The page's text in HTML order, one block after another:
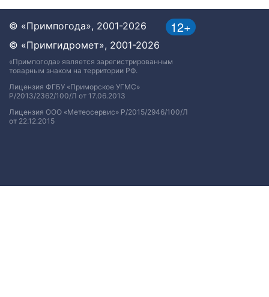
12+
© «Примпогода», 2001-2026
© «Примгидромет», 2001-2026
«Примпогода» является зарегистрированным
товарным знаком на территории РФ.
Лицензия ФГБУ «Приморское УГМС»
Р/2013/2362/100/Л от 17.06.2013
Лицензия ООО «Метеосервис» Р/2015/2946/100/Л
от 22.12.2015